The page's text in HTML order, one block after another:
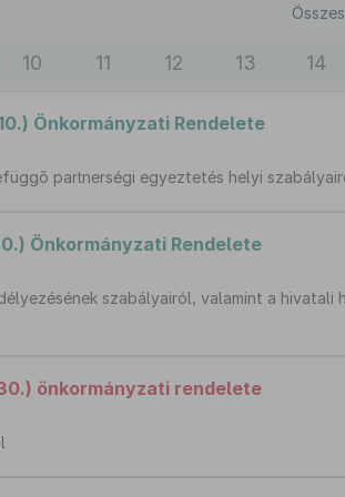
10 11 12 13 14
Önkormányzati Rendelete
partnerségi egyeztetés helyi
Önkormányzati Rendelete
szabályairól, valamint a hivatali
önkormányzati rendelete